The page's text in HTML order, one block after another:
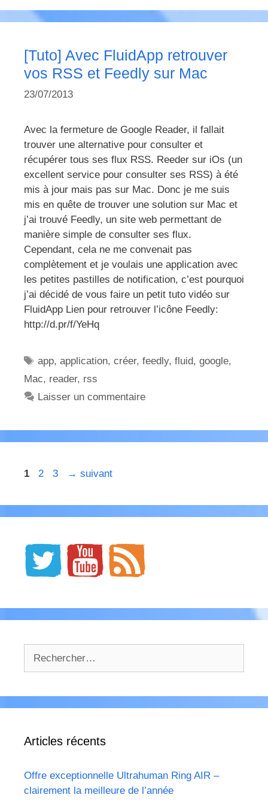
[Tuto] Avec FluidApp retrouver
vos RSS et Feedly sur Mac
23/07/2013
Avec la fermeture de Google Reader, il fallait
trouver une alternative pour consulter et
récupérer tous ses flux RSS. Reeder sur iOs (un
excellent service pour consulter ses RSS) à été
mis à jour mais pas sur Mac. Donc je me suis
mis en quête de trouver une solution sur Mac et
j’ai trouvé Feedly, un site web permettant de
manière simple de consulter ses flux.
Cependant, cela ne me convenait pas
complètement et je voulais une application avec
les petites pastilles de notification, c’est pourquoi
j’ai décidé de vous faire un petit tuto vidéo sur
FluidApp Lien pour retrouver l’icône Feedly:
http://d.pr/f/YeHq
Étiquettes
app,application,créer,feedly,fluid,google,
Mac, reader, rss
Laisser un commentaire
Page
1 Page
2 Page
3 → suivant
Articles récents
Offre exceptionnelle Ultrahuman Ring AIR –
clairement la meilleure de l’année